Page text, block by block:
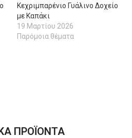
Κεχριμπαρένιο Γυάλινο Δοχείο
με Καπάκι
19 Μαρτίου 2026
Παρόμοια θέματα
ΠΡΟΪΟΝΤΑ